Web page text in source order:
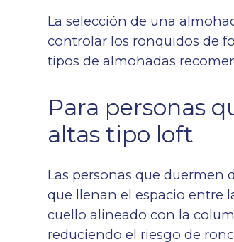
La selección de una
controlar los ronquidos de
tipos de almohadas
Para personas
altas tipo loft
Las personas que duermen
que llenan el espacio entre
cuello alineado con la
reduciendo el riesgo de